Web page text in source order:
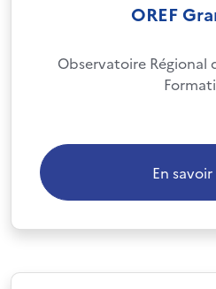
OREF
Observatoire Régional
En